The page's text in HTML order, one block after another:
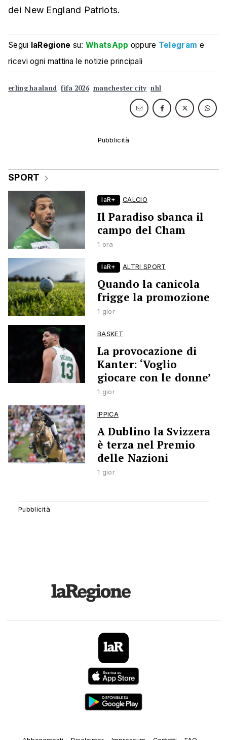
dei New England Patriots.
Segui laRegione su:WhatsApp oppure Telegram e
ricevi ogni mattina le notizie principali
erling haaland fifa 2026 manchester city nhl
SPORT
laR+ CALCIO
Il Paradiso sbanca il
campo del Cham
1 ora
laR+ ALTRI SPORT
Quando la canicola
frigge la promozione
1 gior
BASKET
La provocazione di
Kanter: ‘Voglio
giocare con le donne’
1 gior
IPPICA
A Dublino la Svizzera
è terza nel Premio
delle Nazioni
1 gior